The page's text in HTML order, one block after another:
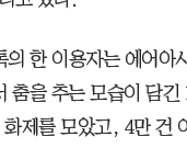
한 이용자는 에어아
춤을 추는 모습이 담
제를 모았고, 4만 건